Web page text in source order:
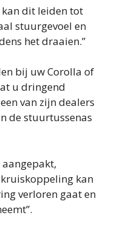
kan dit leiden tot
stuurgevoel en
het draaien.”
bij uw Corolla of
u dringend
van zijn dealers
de stuurtussenas
kan
verloren gaat en